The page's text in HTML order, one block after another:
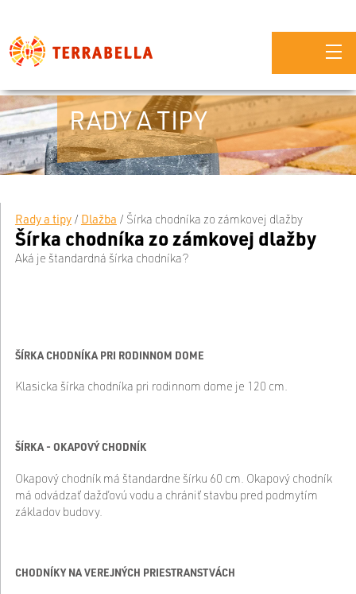
RADY A TIPY
Rady a tipy / Dlažba / Šírka chodníka zo zámkovej dlažby
Šírka chodníka zo zámkovej dlažby
Aká je štandardná šírka chodníka?
ŠÍRKA CHODNÍKA PRI RODINNOM DOME
Klasicka šírka chodníka pri rodinnom dome je 120 cm.
ŠÍRKA - OKAPOVÝ CHODNÍK
Okapový chodník má štandardne šírku 60 cm. Okapový chodník
má odvádzať dažďovú vodu a chrániť stavbu pred podmytím
základov budovy.
CHODNÍKY NA VEREJNÝCH PRIESTRANSTVÁCH